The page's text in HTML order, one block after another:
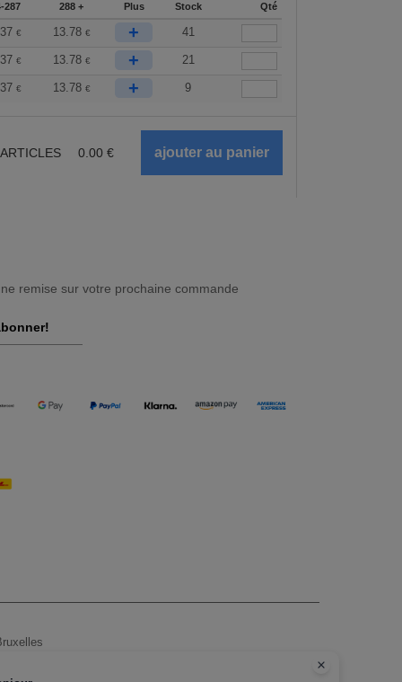
287 288 + Plus Stock Qté
€ 13.78 € + 41
€ 13.78 € + 21
€ 13.78 € + 9
ARTICLES 0.00 €
remise sur votre prochaine commande
voir ici